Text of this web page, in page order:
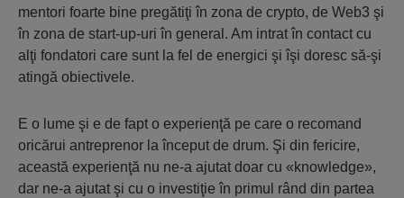
mentori foarte bine pregătiţi în zona de crypto, de Web3 şi
în zona de start-up-uri în general. Am intrat în contact cu
alţi fondatori care sunt la fel de energici şi îşi doresc să-şi
atingă obiectivele.
E o lume şi e de fapt o experienţă pe care o recomand
oricărui antreprenor la început de drum. Şi din fericire,
această experienţă nu ne-a ajutat doar cu «knowledge»,
dar ne-a ajutat şi cu o investiţie în primul rând din partea